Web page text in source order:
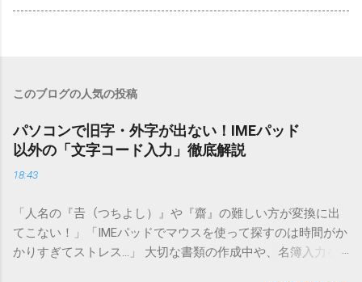
このブログの人気の投稿
パソコンで旧字・外字が出ない！IMEパッド
以外の「文字コード入力」徹底解説
18:43
「人名の『𠮷（つちよし）』や『齋』の難しい方が変換に出
てこない！」「IMEパッドでマウスを使って探すのは時間がか
かりすぎてストレス…」 大切な書類の作成中や、名簿入力を